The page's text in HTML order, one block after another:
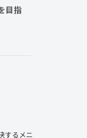
目指
するメニ